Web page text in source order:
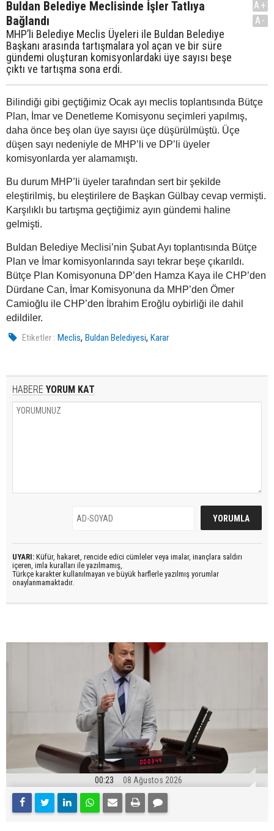
Buldan Belediye Meclisinde İşler Tatlıya
Bağlandı
MHP’li Belediye Meclis Üyeleri ile Buldan Belediye
Başkanı arasında tartışmalara yol açan ve bir süre
gündemi oluşturan komisyonlardaki üye sayısı beşe
çıktı ve tartışma sona erdi.
A+
A-
Bilindiği gibi geçtiğimiz Ocak ayı meclis toplantısında Bütçe
Plan, İmar ve Denetleme Komisyonu seçimleri yapılmış,
daha önce beş olan üye sayısı üçe düşürülmüştü. Üçe
düşen sayı nedeniyle de MHP’li ve DP’li üyeler
komisyonlarda yer alamamıştı.
Bu durum MHP’li üyeler tarafından sert bir şekilde
eleştirilmiş, bu eleştirilere de Başkan Gülbay cevap vermişti.
Karşılıklı bu tartışma geçtiğimiz ayın gündemi haline
gelmişti.
Buldan Belediye Meclisi’nin Şubat Ayı toplantısında Bütçe
Plan ve İmar komisyonlarında sayı tekrar beşe çıkarıldı.
Bütçe Plan Komisyonuna DP’den Hamza Kaya ile CHP’den
Dürdane Can, İmar Komisyonuna da MHP’den Ömer
Camioğlu ile CHP’den İbrahim Eroğlu oybirliği ile dahil
edildiler.
Etiketler : Meclis,Buldan Belediyesi,Karar
HABERE YORUM KAT
UYARI: Küfür, hakaret, rencide edici cümleler veya imalar, inançlara saldırı
içeren, imla kuralları ile yazılmamış,
Türkçe karakter kullanılmayan ve büyük harflerle yazılmış yorumlar
onaylanmamaktadır.
00:23 08 Ağustos 2026